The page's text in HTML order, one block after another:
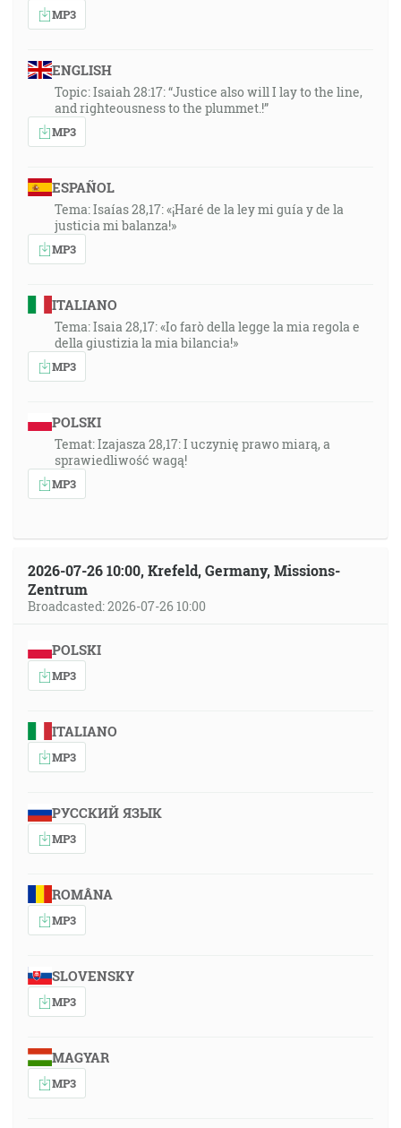
MP3
ENGLISH
Topic: Isaiah 28:17: “Justice also will I lay to the line,
and righteousness to the plummet.!”
MP3
ESPAÑOL
Tema: Isaías 28,17: «¡Haré de la ley mi guía y de la
justicia mi balanza!»
MP3
ITALIANO
Tema: Isaia 28,17: «Io farò della legge la mia regola e
della giustizia la mia bilancia!»
MP3
POLSKI
Temat: Izajasza 28,17: I uczynię prawo miarą, a
sprawiedliwość wagą!
MP3
2026-07-26 10:00, Krefeld, Germany, Missions-
Zentrum
Broadcasted: 2026-07-26 10:00
POLSKI
MP3
ITALIANO
MP3
РУССКИЙ ЯЗЫК
MP3
ROMÂNA
MP3
SLOVENSKY
MP3
MAGYAR
MP3